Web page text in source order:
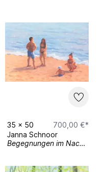
Ein Hoch auf die
Bremen
Cube+, Kiel
but it’s such
my love
, Brunswiker
35 x 50
700,00 €*
Janna Schnoor
Begegnungen im Nachmittagslicht